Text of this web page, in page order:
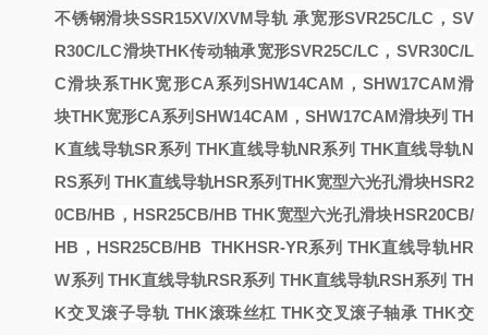
不锈钢滑块SSR15XV/XVM导轨 承宽形SVR25C/LC，SV
R30C/LC滑块THK传动轴承宽形SVR25C/LC，SVR30C/L
C滑块系THK宽形CA系列SHW14CAM，SHW17CAM滑
块THK宽形CA系列SHW14CAM，SHW17CAM滑块列 TH
K直线导轨SR系列 THK直线导轨NR系列 THK直线导轨N
RS系列 THK直线导轨HSR系列 THK宽型六光孔滑块HSR2
0CB/HB，HSR25CB/HB THK宽型六光孔滑块HSR20CB/
HB，HSR25CB/HB THKHSR-YR系列 THK直线导轨HR
W系列 THK直线导轨RSR系列 THK直线导轨RSH系列 TH
K交叉滚子导轨 THK滚珠丝杠 THK交叉滚子轴承 THK交